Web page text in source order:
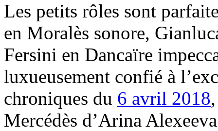
Les petits rôles sont
en Moralès sonore,
Fersini en Dancaïre
luxueusement confié à
chroniques du 6 avril 2018
Mercédès d’Arina